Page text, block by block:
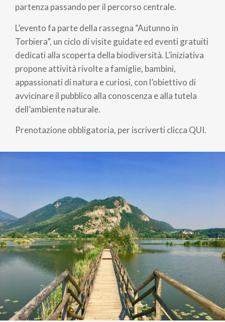
partenza passando per il percorso centrale.
L’evento fa parte della rassegna “Autunno in
Torbiera”, un ciclo di visite guidate ed eventi gratuiti
dedicati alla scoperta della biodiversità. L’iniziativa
propone attività rivolte a famiglie, bambini,
appassionati di natura e curiosi, con l’obiettivo di
avvicinare il pubblico alla conoscenza e alla tutela
dell’ambiente naturale.
Prenotazione obbligatoria, per iscriverti clicca QUI.